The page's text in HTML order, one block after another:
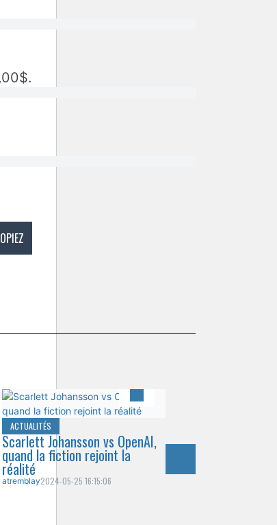
ACTUALITÉS
Scarlett Johansson vs OpenAI,
quand la fiction rejoint la
réalité
atremblay2024-05-25 16:15:06